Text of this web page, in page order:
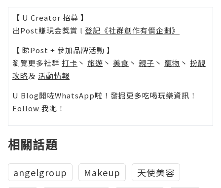
【 U Creator 招募 】
出Post賺現金獎賞 l 登記《社群創作有價企劃》
【 睇Post + 參加品牌活動 】
瀏覽更多社群 打卡 丶 旅遊 丶 美食 丶 親子 丶 寵物 丶 扮靚
攻略及 活動情報
U Blog開咗WhatsApp啦！發掘更多吃喝玩樂資訊！
Follow 我哋 ！
相關話題
angelgroup Makeup
天使美容